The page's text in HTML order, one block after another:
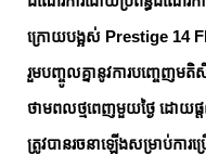
ក្រោយបង្អស់ Prestige 14
រួមបញ្ចូលគ្នានូវការបញ្ចេញម
ថាមពលថ្មពេញមួយថ្ងៃ ដោយ
ត្រូវបានរចនាឡើងសម្រាប់ការប្រ